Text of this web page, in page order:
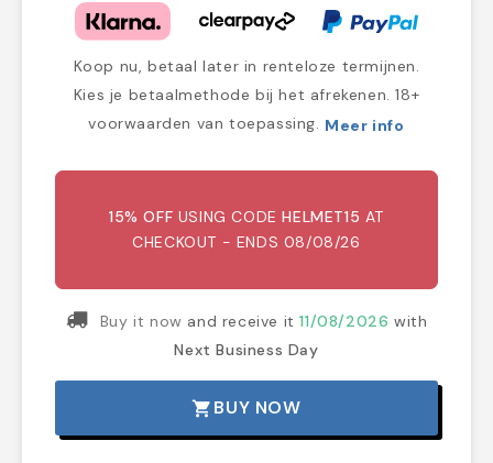
Koop nu, betaal later in renteloze termijnen.
Kies je betaalmethode bij het afrekenen. 18+
voorwaarden van toepassing. Meer info
15% OFF USING CODEHELMET15 AT
CHECKOUT - ENDS 08/08/26
Buy it now and receive it11/08/2026 with
Next Business Day
shopping_cart BUY NOW